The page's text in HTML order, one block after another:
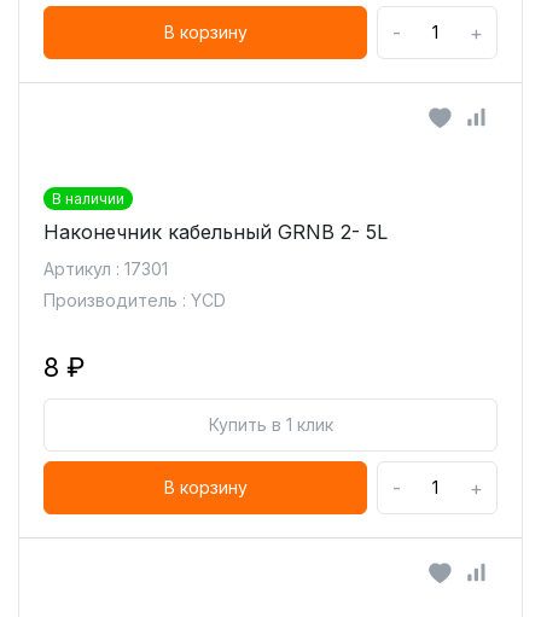
В корзину - +
В наличии
Наконечник кабельный GRNB 2- 5L
Артикул : 17301
Производитель : YCD
8 ₽
Купить в 1 клик
В корзину - +